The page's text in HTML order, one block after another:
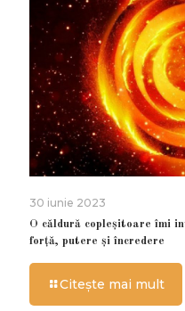
30 iunie 2023
O căldură copleșitoare îmi
forță, putere și încredere
Citește mai mult